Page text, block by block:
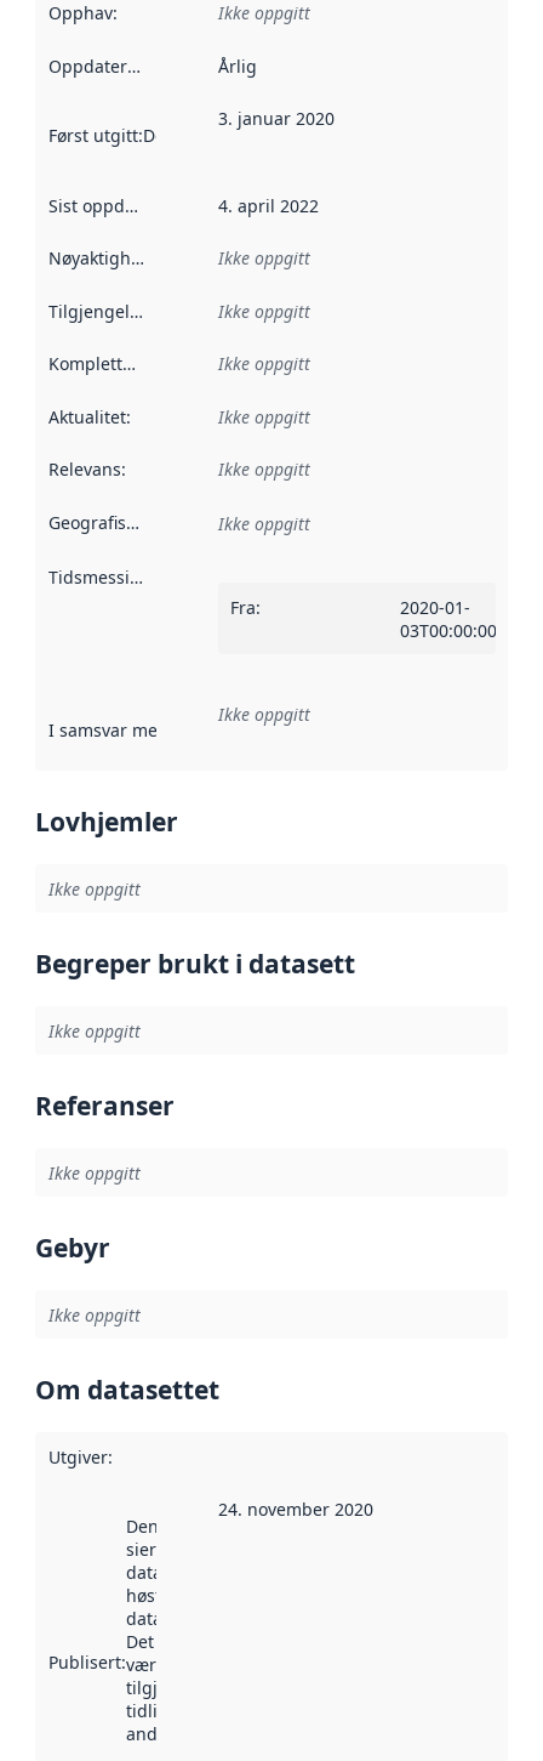
Opphav: Ikke oppgitt
Oppdateringsfrekvens :
Årlig
Først utgitt:Denne datoen sier når dataene i dette
3. januar 2020
Sist oppdatert 4. april 2022
Nøyaktighet Ikke oppgitt
Tilgjengelighet Ikke oppgitt
Kompletthet Ikke oppgitt
Aktualitet: Ikke oppgitt
Relevans: Ikke oppgitt
Geografisk avgrensning :
Ikke oppgitt
Tidsmessig avgrensning
Fra:
2020-01-
03T00:00:00Z
I samsvar med Referanse til en implementasjonsregel
Ikke oppgitt
Lovhjemler
Ikke oppgitt
Begreper brukt i datasett
Ikke oppgitt
Referanser
Ikke oppgitt
Gebyr
Ikke oppgitt
Om datasettet
Utgiver:
Publisert:
Denne datoen
sier når
datasettet ble
høstet av
data.norge.no.
Det kan ha
vært
tilgjengelig
tidligere
andre steder.
24. november 2020